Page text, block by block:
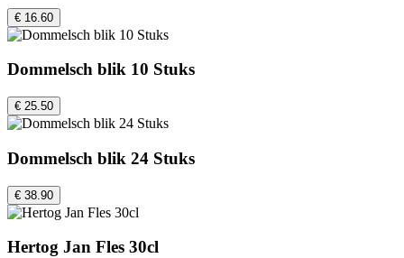
€ 16.60
Dommelsch blik 10 Stuks
€ 25.50
Dommelsch blik 24 Stuks
€ 38.90
Hertog Jan Fles 30cl